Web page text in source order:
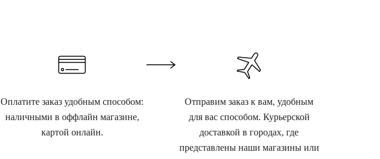
Оплатите заказ удобным способом:
наличными в оффлайн магазине,
картой онлайн.
Отправим заказ к вам, удобным
для вас способом. Курьерской
доставкой в городах, где
представлены наши магазины или